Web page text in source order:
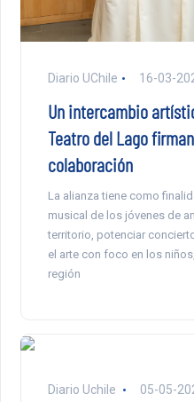
Diario UChile 16-03-
Un intercambio
Teatro del Lago
colaboración
La alianza tiene como
musical de los jóvenes de
territorio, potenciar
el arte con foco en los
región
Diario Uchile 05-05-